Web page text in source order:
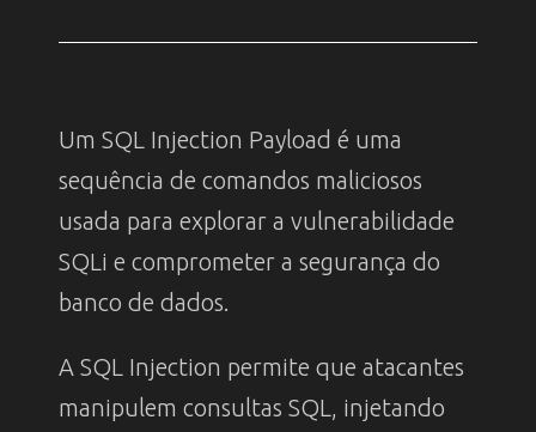
Um SQL Injection Payload é uma
sequência de comandos maliciosos
usada para explorar a vulnerabilidade
SQLi e comprometer a segurança do
banco de dados.
A SQL Injection permite que atacantes
manipulem consultas SQL, injetando